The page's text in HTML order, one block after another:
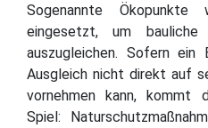
Sogenannte Ökopunkte
eingesetzt, um
auszugleichen. Sofern ein
Ausgleich nicht direkt auf
vornehmen kann, kommt
Spiel: